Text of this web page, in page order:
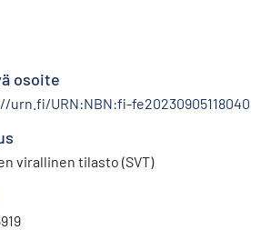
osoite
urn.fi/URN:NBN:fi-fe20230905118040
virallinen tilasto (SVT)